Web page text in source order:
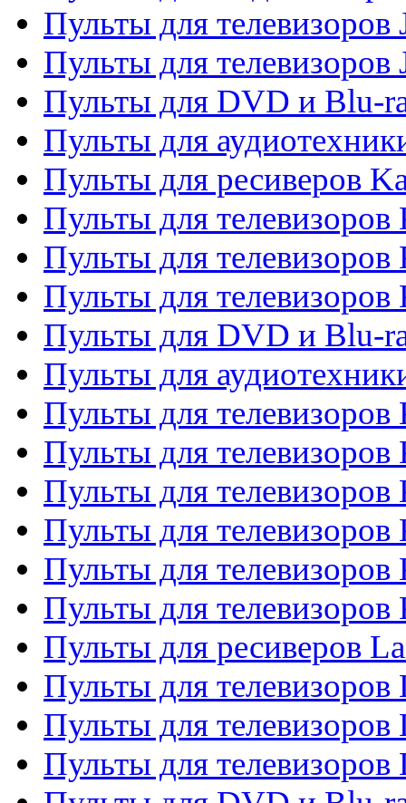
Пульты для телевизоров
Пульты для телевизоров
Пульты для DVD и Blu-
Пульты для
Пульты для ресиверов
Пульты для телевизоров
Пульты для телевизоров
Пульты для телевизоров
Пульты для DVD и Blu-
Пульты для
Пульты для
Пульты для телевизоров
Пульты для телевизоров
Пульты для телевизоров
Пульты для
Пульты для
Пульты для ресиверов
Пульты для телевизоров
Пульты для телевизоров
Пульты для телевизоров